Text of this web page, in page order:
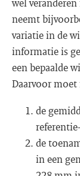
wel
neemt
variatie in de
informatie is
een bepaalde
Daarvoor
de
de
in een